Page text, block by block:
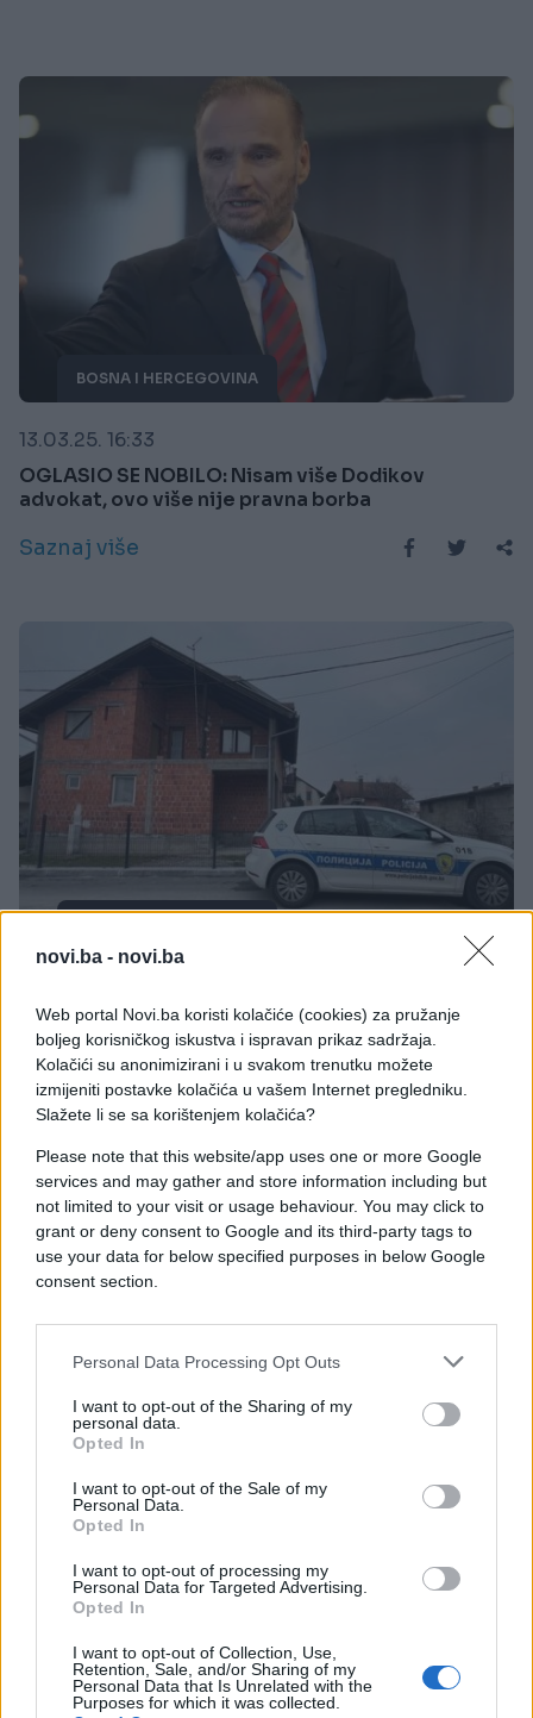
novi.ba - novi.ba
Web portal Novi.ba koristi kolačiće (cookies) za pružanje
boljeg korisničkog iskustva i ispravan prikaz sadržaja.
Kolačići su anonimizirani i u svakom trenutku možete
izmijeniti postavke kolačića u vašem Internet pregledniku.
Slažete li se sa korištenjem kolačića?
Please note that this website/app uses one or more Google
services and may gather and store information including but
not limited to your visit or usage behaviour. You may click to
grant or deny consent to Google and its third-party tags to
use your data for below specified purposes in below Google
consent section.
Personal Data Processing Opt Outs
I want to opt-out of the Sharing of my
personal data.
Opted In
I want to opt-out of the Sale of my
Personal Data.
Opted In
I want to opt-out of processing my
Personal Data for Targeted Advertising.
Opted In
I want to opt-out of Collection, Use,
Retention, Sale, and/or Sharing of my
Personal Data that Is Unrelated with the
Purposes for which it was collected.
BOSNA I HERCEGOVINA
13.03.25. 16:33
OGLASIO SE NOBILO: Nisam više Dodikov
advokat, ovo više nije pravna borba
Saznaj više
Oglasio se advokat romskih roditelja iz Brčkog:
Djecu su im neosnovano oduzeli
Saznaj više
28.03.18. 20:04
Advokat porno zvijezde traži Trumpovo
svjedočenje pod zakletvom